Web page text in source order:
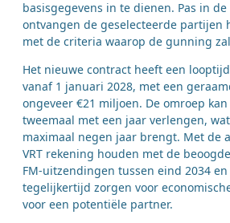
basisgegevens in te dienen. Pas in
ontvangen de geselecteerde partijen
met de criteria waarop de gunning
Het nieuwe contract heeft een
vanaf 1 januari 2028, met een
ongeveer €21 miljoen. De omroep
tweemaal met een jaar verlengen,
maximaal negen jaar brengt. Met de
VRT rekening houden met de
FM-uitzendingen tussen eind 2034
tegelijkertijd zorgen voor
voor een potentiële partner.